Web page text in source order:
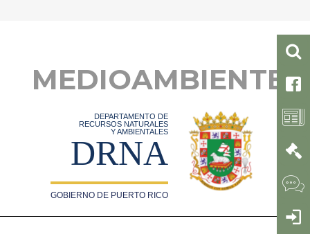
MEDIOAMBIENTE
DEPARTAMENTO DE
RECURSOS NATURALES
Y AMBIENTALES
DRNA
GOBIERNO DE PUERTO RICO